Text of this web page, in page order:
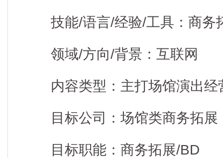
技能/语言/经验/工具：商务
领域/方向/背景：互联网
内容类型：主打场馆演出经
目标公司：场馆类商务拓展
目标职能：商务拓展/BD